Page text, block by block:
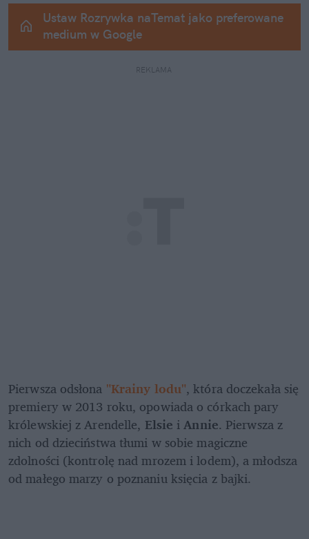
Ustaw Rozrywka naTemat jako preferowane
medium w Google
REKLAMA
Pierwsza odsłona "Krainy lodu", która doczekała się
premiery w 2013 roku, opowiada o córkach pary
królewskiej z Arendelle, Elsie i Annie. Pierwsza z
nich od dzieciństwa tłumi w sobie magiczne
zdolności (kontrolę nad mrozem i lodem), a młodsza
od małego marzy o poznaniu księcia z bajki.